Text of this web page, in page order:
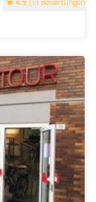
4.9 (13 Bewertungen)